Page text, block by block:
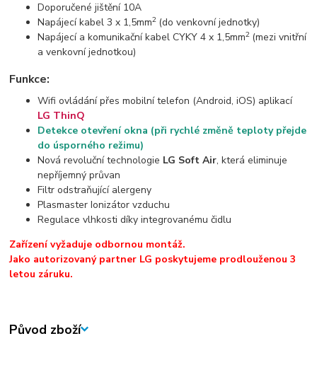
Doporučené jištění 10A
Napájecí kabel 3 x 1,5mm2 (do venkovní jednotky)
Napájecí a komunikační kabel CYKY 4 x 1,5mm2 (mezi vnitřní
a venkovní jednotkou)
Funkce:
Wifi ovládání přes mobilní telefon (Android, iOS) aplikací
LG ThinQ
Detekce otevření okna (při rychlé změně teploty přejde
do úsporného režimu)
Nová revoluční technologie LG Soft Air, která eliminuje
nepříjemný průvan
Filtr odstraňující alergeny
Plasmaster Ionizátor vzduchu
Regulace vlhkosti díky integrovanému čidlu
Zařízení vyžaduje odbornou montáž.
Jako autorizovaný partner LG poskytujeme prodlouženou 3
letou záruku.
Původ zboží